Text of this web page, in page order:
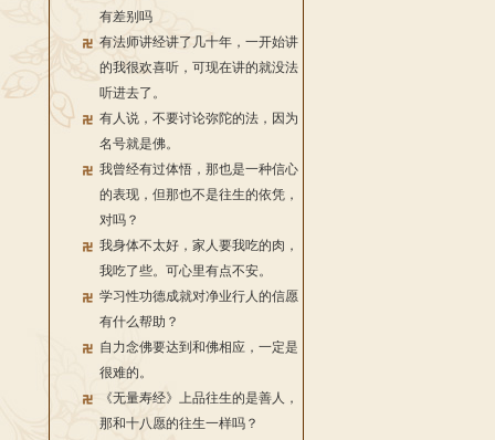
有差别吗
有法师讲经讲了几十年，一开始讲
的我很欢喜听，可现在讲的就没法
听进去了。
有人说，不要讨论弥陀的法，因为
名号就是佛。
我曾经有过体悟，那也是一种信心
的表现，但那也不是往生的依凭，
对吗？
我身体不太好，家人要我吃的肉，
我吃了些。可心里有点不安。
学习性功德成就对净业行人的信愿
有什么帮助？
自力念佛要达到和佛相应，一定是
很难的。
《无量寿经》上品往生的是善人，
那和十八愿的往生一样吗？